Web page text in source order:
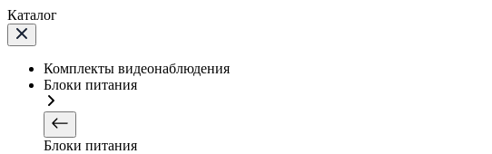
Каталог
Комплекты видеонаблюдения
Блоки питания
Блоки питания